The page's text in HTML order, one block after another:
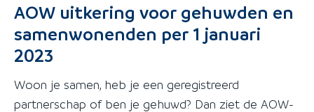
AOW uitkering voor gehuwden en
samenwonenden per 1 januari
2023
Woon je samen, heb je een geregistreerd
partnerschap of ben je gehuwd? Dan ziet de AOW-